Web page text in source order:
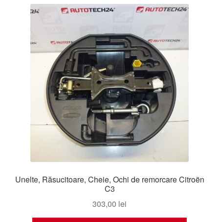
Unelte, Răsucitoare, Cheie, Ochi de remorcare Citroën
C3
303,00 lei